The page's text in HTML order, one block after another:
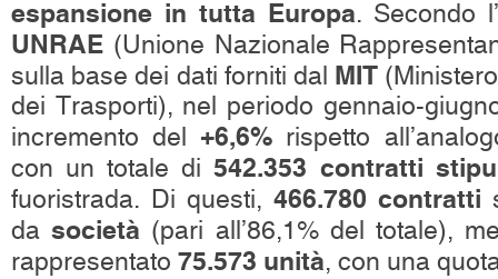
espansione in tutta Europa. Secondo
UNRAE (Unione Nazionale
sulla base dei dati forniti dal MIT
dei Trasporti), nel periodo gennaio-
incremento del +6,6% rispetto
con un totale di542.353 contratti
fuoristrada. Di questi, 466.780 contratti
dasocietà (pari all’86,1% del totale),
rappresentato 75.573 unità, con una